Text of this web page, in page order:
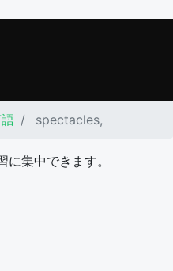
spectacles,
集中できます。